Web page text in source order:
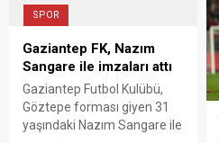
duyuruldu.
SPOR
Gaziantep FK, Nazım
Sangare ile imzaları attı
Gaziantep Futbol Kulübü,
Göztepe forması giyen 31
yaşındaki Nazım Sangare ile